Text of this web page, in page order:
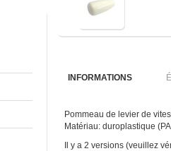
INFORMATIONS
Pommeau de levier de
Matériau: duroplastique
Il y a 2 versions (veuillez